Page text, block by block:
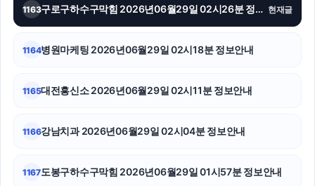
동탄임플란트
용인이혼전문변호사
1163 구로구하수구막힘 2026년06월29일 02시26분 정보안내 현재글
1164병원마케팅 2026년06월29일 02시18분 정보안내
1165대전흥신소 2026년06월29일 02시11분 정보안내
1166강남치과 2026년06월29일 02시04분 정보안내
1167도봉구하수구막힘 2026년06월29일 01시57분 정보안내